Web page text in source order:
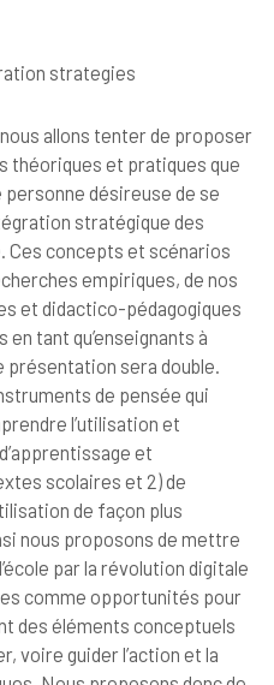
strategies
allons tenter de proposer
théoriques et pratiques que
désireuse de se
stratégique des
Ces concepts et scénarios
empiriques, de nos
et didactico-pédagogiques
tant qu’enseignants à
présentation sera double.
de pensée qui
l’utilisation et
et
scolaires et 2) de
de façon plus
nous proposons de mettre
par la révolution digitale
comme opportunités pour
des éléments conceptuels
voire guider l’action et la